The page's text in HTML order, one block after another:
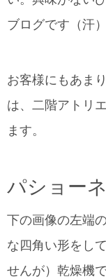
ブログです（汗）
お客様にもあま
は、二階アトリ
ます。
パショー
下の画像の左端
な四角い形をし
せんが）乾燥